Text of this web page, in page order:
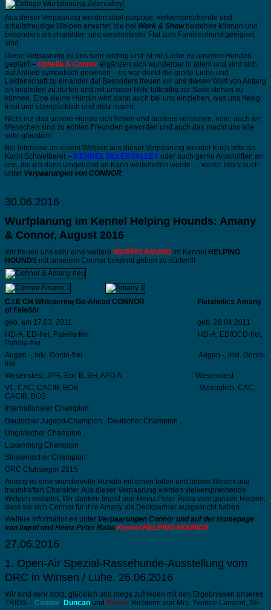
Aus dieser Verpaarung werden dual-purpose, vielversprechende und
arbeitsfreudige Welpen erwartet, die bei Work & Showbestehen können und
besonders als charakter- und wesensfester Flat zum Familienhund geeignet
sind.
Diese Verpaarung ist uns sehr wichtig und ist mit Liebe zu unseren Hunden
geplant – Ophelia & Connor ergänzen sich wunderbar in allem und sind sich
auf Anhieb sympatisch gewesen – es war direkt die große Liebe und
Leidenschaft zu einander da! Besonders freuen wir uns diesen Wurf von Anfang
an begleiten zu dürfen und mit unserer Hilfe tatkräftig zur Seite stehen zu
können. Eine kleine Hündin wird dann auch bei uns einziehen, was uns riesig
freut und überglücklich und stolz macht.
Nicht nur das unsere Hunde sich lieben und bestens verstehen, nein, auch wir
Menschen sind zu echten Freunden geworden und auch das macht uns alle
sehr glücklich!
Bei Interesse an einem Welpen aus dieser Verpaarung wendet Euch bitte an
Karin Schweiberer – KENNEL ZILLERVALLEY oder auch gerne Anschriften an
uns, die ich dann umgehend an Karin weiterleiten werde…. weiter Info’s auch
unter Verpaarungen von CONNOR
30.06.2016
Wurfplanung im Kennel Helping Hounds: Amany
& Connor, August 2016
Wir freuen uns sehr eine weitere WURFPLANUNG im Kennel HELPING
HOUNDS mit unserem Connor bekannt geben zu dürfen!!!
C.I.E CH Whispering Go-Ahead CONNOR
Flataholics Amany
of Felsöör
geb. am 17.03. 2011 geb. 28.04.2011
HD-A, ED-frei, Patella-frei HD-A, ED/OCD-frei,
Patella-frei
Augen -, inkl. Gonio-frei Augen -, inkl. Gonio-
frei
Wesenstest, JPR, Epr. B, BH, APD A Wesenstest
V1, CAC, CACIB, BOB Vorzüglich, CAC,
CACIB, BOS
Internationaler Champion
Deutscher Jugend-Champion , Deutscher Champion ,
Ungarischer Champion ,
Luxemburg Champion
Slowenischer Champion
ÖRC Clubsieger 2015
Amany ist eine wundervolle Hündin mit einen tollen und lieben Wesen und
traumhaften Charakter. Aus dieser Verpaarung werden vielversprechende
Welpen erwartet. Wir danken Ingrid und Heinz Peter Raba vom ganzen Herzen,
dass sie sich Connor für ihre Amany als Deckpartner ausgesucht haben.
Weitere Informationen unter Verpaarungen Connor und auf der Homepage
von Ingrid und Heinz Peter Raba Kennel HELPING HOUNDS
27.06.2016
1. Open-Air Spezial-Rassehunde-Ausstellung vom
DRC in Winsen / Luhe, 26.06.2016
Wir sind sehr stolz, glücklich und mega zufrieden mit den Ergebnissen unseres
TRIOS – Connor, Duncan und Brave. Richterin war Mrs. Yvonne Larsson, SE